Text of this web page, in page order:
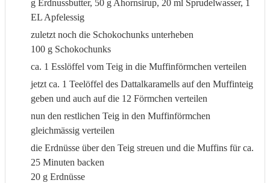
g Erdnussbutter, 50 g Ahornsirup, 20 ml Sprudelwasser, 1
EL Apfelessig
zuletzt noch die Schokochunks unterheben
100 g Schokochunks
ca. 1 Esslöffel vom Teig in die Muffinförmchen verteilen
jetzt ca. 1 Teelöffel des Dattalkaramells auf den Muffinteig
geben und auch auf die 12 Förmchen verteilen
nun den restlichen Teig in den Muffinförmchen
gleichmässig verteilen
die Erdnüsse über den Teig streuen und die Muffins für ca.
25 Minuten backen
20 g Erdnüsse